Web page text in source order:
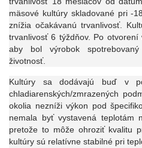
mäsové kultúry skladované pri -
znížia očakávanú trvanlivosť.
trvanlivosť 6 týždňov. Po otvorení
aby bol výrobok
životnosť.
Kultúry sa dodávajú buď v
chladiarenských/zmrazených
okolia nezníži výkon pod
nemala byť vystavená teplotám
pretože to môže ohroziť kvalitu
kultúry sú relatívne stabilné pri